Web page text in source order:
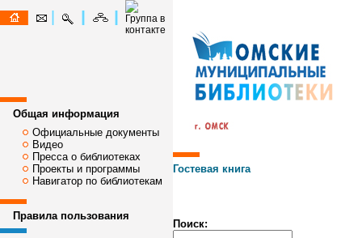
Общая информация
Официальные документы
Видео
Пресса о библиотеках
Проекты и программы
Навигатор по библиотекам
Правила пользования
Гостевая книга
Поиск: